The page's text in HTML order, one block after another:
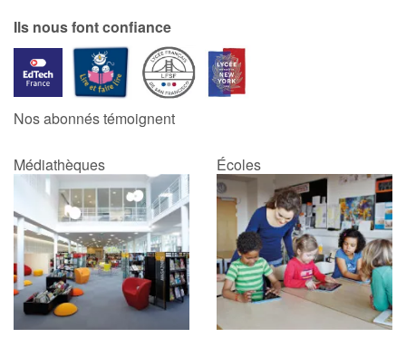
Contraste +
Aide
Accueil
Famille
Écoles
Médiathèques
Ils nous font confiance
Nos abonnés témoignent
Médiathèques Écoles